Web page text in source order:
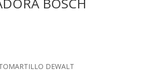
BOSCH